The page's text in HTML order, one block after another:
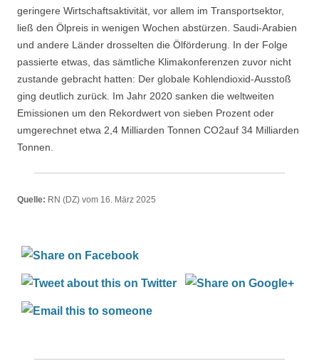
geringere Wirtschaftsaktivität, vor allem im Transportsektor,
ließ den Ölpreis in wenigen Wochen abstürzen. Saudi-Arabien
und andere Länder drosselten die Ölförderung. In der Folge
passierte etwas, das sämtliche Klimakonferenzen zuvor nicht
zustande gebracht hatten: Der globale Kohlendioxid-Ausstoß
ging deutlich zurück. Im Jahr 2020 sanken die weltweiten
Emissionen um den Rekordwert von sieben Prozent oder
umgerechnet etwa 2,4 Milliarden Tonnen CO2auf 34 Milliarden
Tonnen.
Quelle: RN (DZ) vom 16. März 2025